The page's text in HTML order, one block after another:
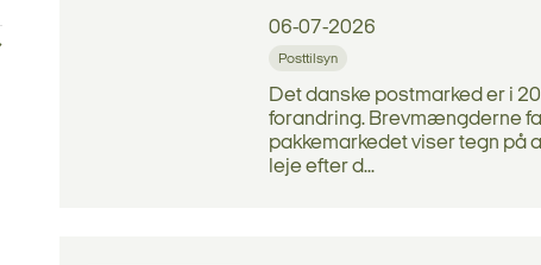
06-07-2026
Posttilsyn
Det danske postmarked er i
forandring. Brevmængderne
pakkemarkedet viser tegn på
leje efter d...